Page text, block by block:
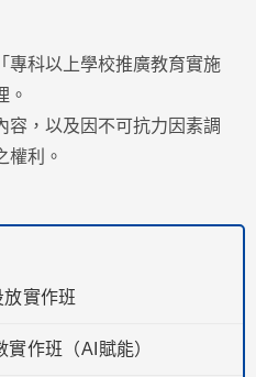
專科以上學校推廣教育實施
。
容，以及因不可抗力因素調
權利。
實作班
作班（AI賦能）